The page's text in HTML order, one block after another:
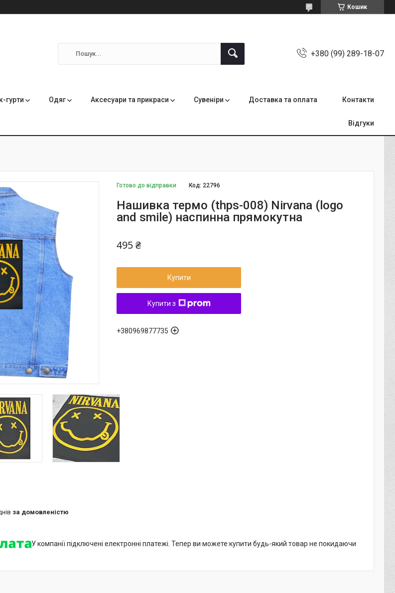
Кошик
+380 (99) 289-18-07
гурти Одяг Аксесуари та прикраси Сувеніри Доставка та оплата Контакти
Відгуки
Готово до відправки Код: 22796
Нашивка термо (thps-008) Nirvana (logo
and smile) наспинна прямокутна
495 ₴
Купити
Купити з
+380969877735
за домовленістю
У компанії підключені електронні платежі. Тепер ви можете купити будь-який товар не покидаючи